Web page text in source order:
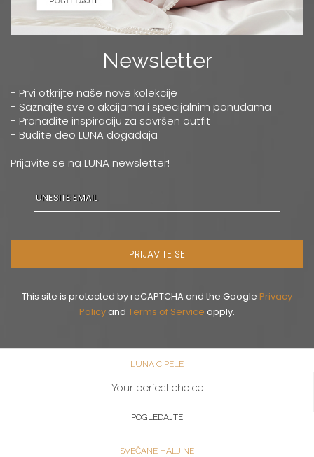
Newsletter
- Prvi otkrijte naše nove kolekcije
- Saznajte sve o akcijama i specijalnim ponudama
- Pronađite inspiraciju za savršen outfit
- Budite deo LUNA događaja
Prijavite se na LUNA newsletter!
PRIJAVITE SE
This site is protected by reCAPTCHA and the Google Privacy
Policyand Terms of Service apply.
LUNA CIPELE
Your perfect choice
POGLEDAJTE
SVEČANE HALJINE